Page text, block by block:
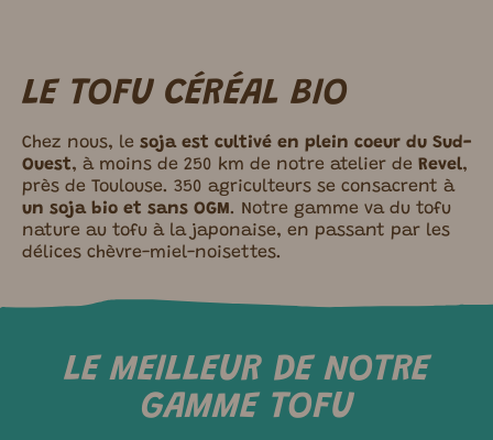
LE TOFU CÉRÉAL BIO
Chez nous, le soja est cultivé en plein coeur du Sud-
Ouest, à moins de 250 km de notre atelier de Revel,
près de Toulouse. 350 agriculteurs se consacrent à
un soja bio et sans OGM. Notre gamme va du tofu
nature au tofu à la japonaise, en passant par les
délices chèvre-miel-noisettes.
LE MEILLEUR DE NOTRE
GAMME TOFU